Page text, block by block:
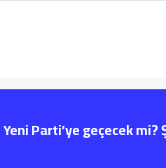
Parti’ye geçecek mi?